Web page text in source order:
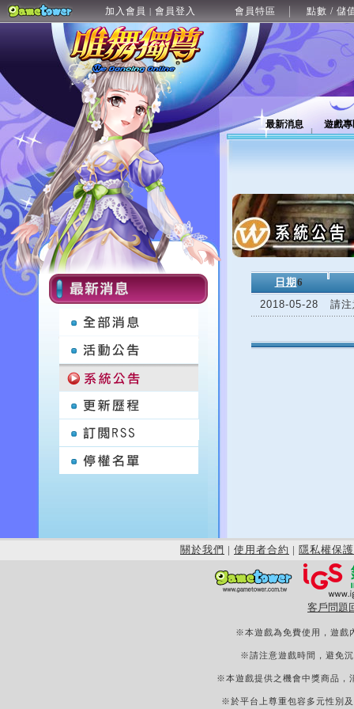
加入會員 | 會員登入 會員特區 點數 / 儲
最新消息 遊戲
日期 6
2018-05-28
請
關於我們 | 使用者合約 | 隱私權保護
客戶問題
※本遊戲為免費使用，遊戲
※請注意遊戲時間，避免
※本遊戲提供之機會中獎商品，
※於平台上尊重包容多元性別